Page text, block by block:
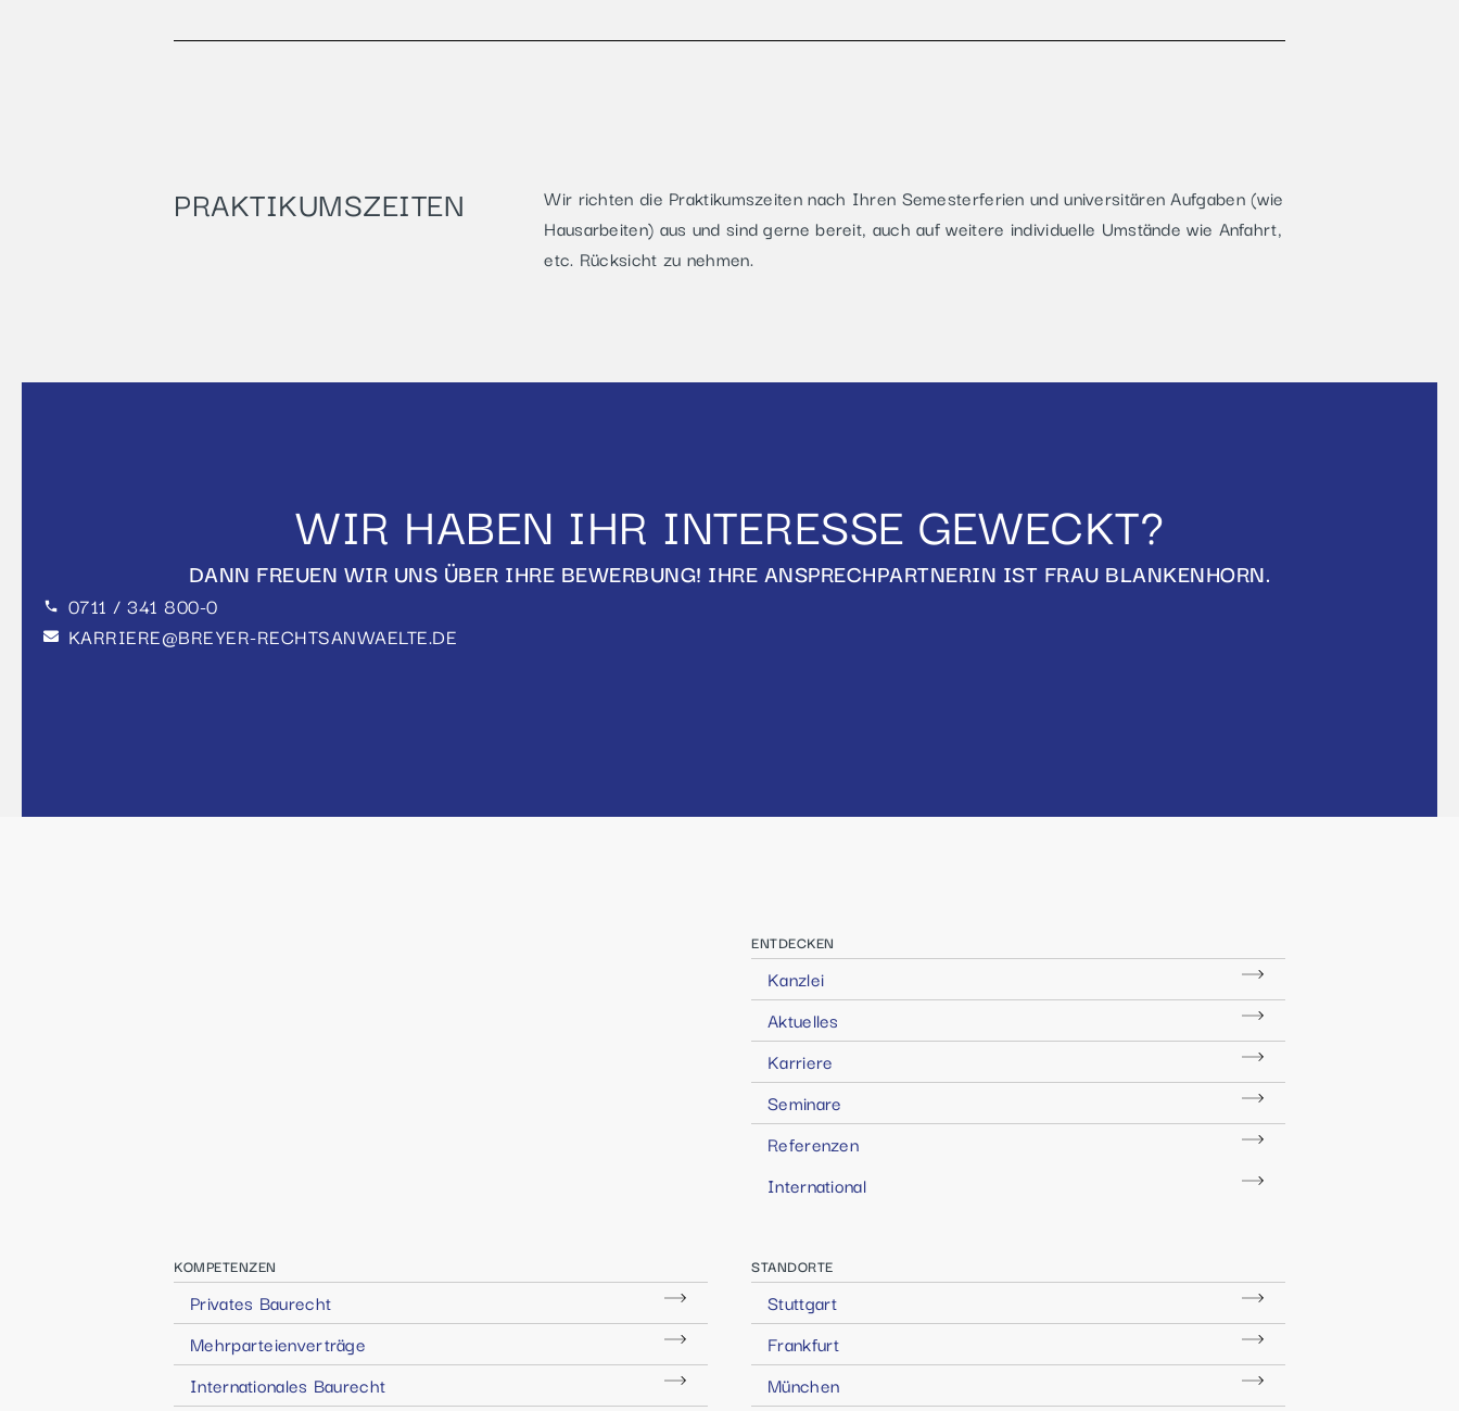
PRAKTIKUMSZEITEN
Wir richten die Praktikumszeiten nach Ihren Semesterferien und universitären Aufgaben (wie
Hausarbeiten) aus und sind gerne bereit, auch auf weitere individuelle Umstände wie Anfahrt,
etc. Rücksicht zu nehmen.
WIR HABEN IHR INTERESSE GEWECKT?
DANN FREUEN WIR UNS ÜBER IHRE BEWERBUNG! IHRE ANSPRECHPARTNERIN IST FRAU BLANKENHORN.
0711 / 341 800-0
KARRIERE@BREYER-RECHTSANWAELTE.DE
ENTDECKEN
Kanzlei
Aktuelles
Karriere
Seminare
Referenzen
International
KOMPETENZEN
Privates Baurecht
Mehrparteienverträge
Internationales Baurecht
STANDORTE
Stuttgart
Frankfurt
München